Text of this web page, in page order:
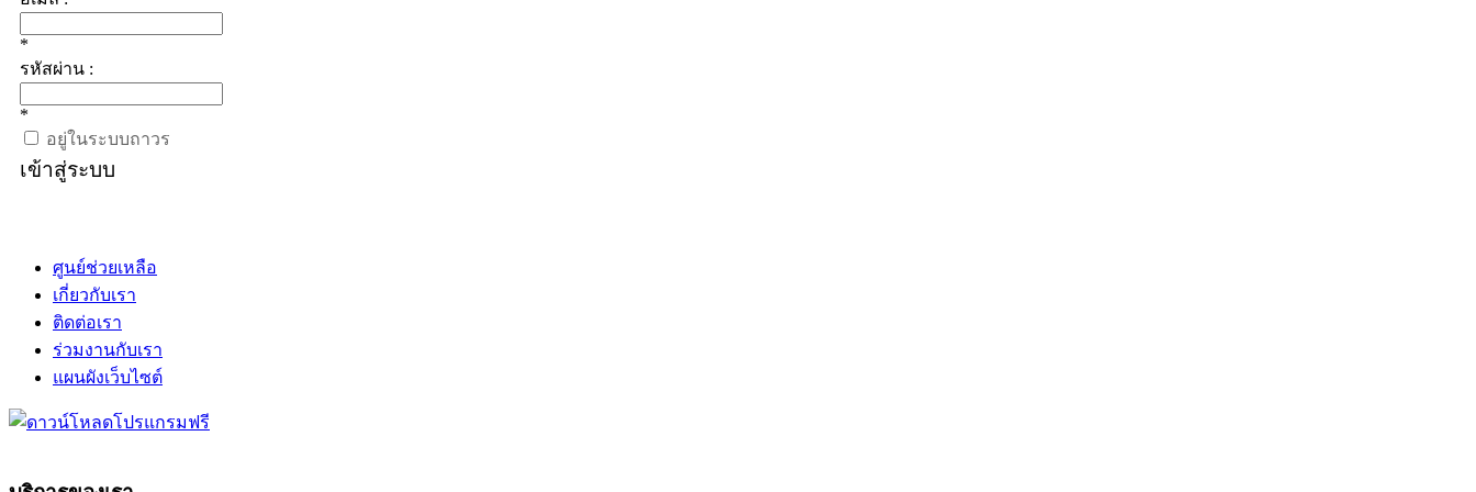
*
รหัสผ่าน :
*
อยู่ในระบบถาวร
เข้าสู่ระบบ
ศูนย์ช่วยเหลือ
เกี่ยวกับเรา
ติดต่อเรา
ร่วมงานกับเรา
แผนผังเว็บไซต์